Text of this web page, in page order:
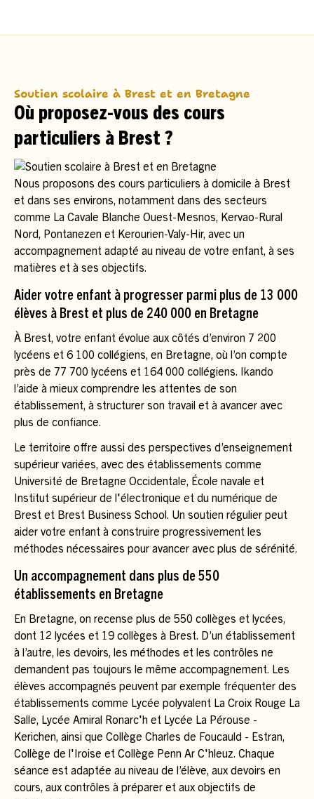
Soutien scolaire à Brest et en Bretagne
Où proposez-vous des cours
particuliers à Brest ?
Nous proposons des cours particuliers à domicile à Brest
et dans ses environs, notamment dans des secteurs
comme La Cavale Blanche Ouest-Mesnos, Kervao-Rural
Nord, Pontanezen et Kerourien-Valy-Hir, avec un
accompagnement adapté au niveau de votre enfant, à ses
matières et à ses objectifs.
Aider votre enfant à progresser parmi plus de 13 000
élèves à Brest et plus de 240 000 en Bretagne
À Brest, votre enfant évolue aux côtés d’environ 7 200
lycéens et 6 100 collégiens, en Bretagne, où l’on compte
près de 77 700 lycéens et 164 000 collégiens. Ikando
l’aide à mieux comprendre les attentes de son
établissement, à structurer son travail et à avancer avec
plus de confiance.
Le territoire offre aussi des perspectives d’enseignement
supérieur variées, avec des établissements comme
Université de Bretagne Occidentale, École navale et
Institut supérieur de l'électronique et du numérique de
Brest et Brest Business School. Un soutien régulier peut
aider votre enfant à construire progressivement les
méthodes nécessaires pour avancer avec plus de sérénité.
Un accompagnement dans plus de 550
établissements en Bretagne
En Bretagne, on recense plus de 550 collèges et lycées,
dont 12 lycées et 19 collèges à Brest. D’un établissement
à l’autre, les devoirs, les méthodes et les contrôles ne
demandent pas toujours le même accompagnement. Les
élèves accompagnés peuvent par exemple fréquenter des
établissements comme Lycée polyvalent La Croix Rouge La
Salle, Lycée Amiral Ronarc'h et Lycée La Pérouse -
Kerichen, ainsi que Collège Charles de Foucauld - Estran,
Collège de l'Iroise et Collège Penn Ar C'hleuz. Chaque
séance est adaptée au niveau de l’élève, aux devoirs en
cours, aux contrôles à préparer et aux objectifs de